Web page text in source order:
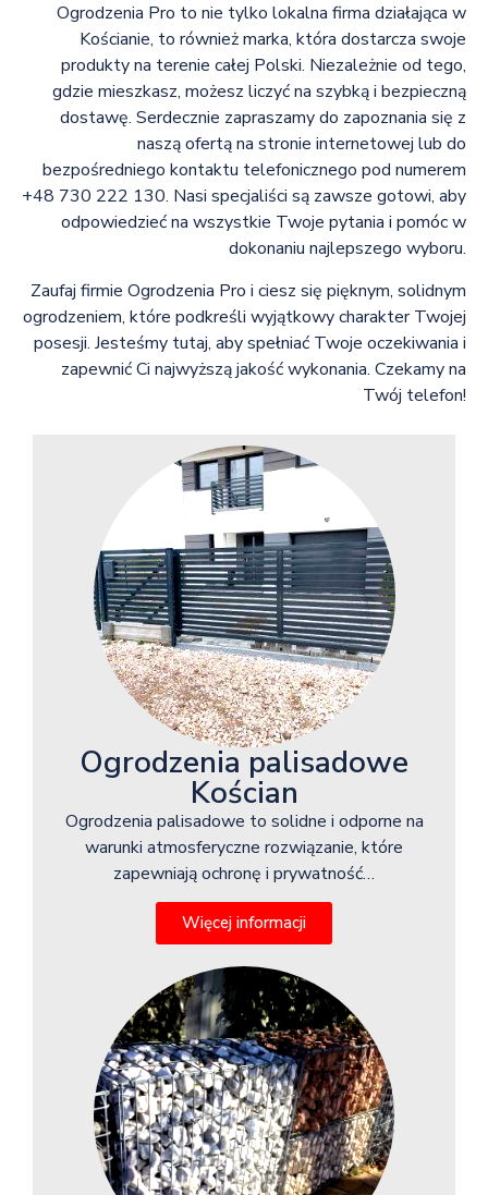
Ogrodzenia Pro to nie tylko lokalna firma działająca w
Kościanie, to również marka, która dostarcza swoje
produkty na terenie całej Polski. Niezależnie od tego,
gdzie mieszkasz, możesz liczyć na szybką i bezpieczną
dostawę. Serdecznie zapraszamy do zapoznania się z
naszą ofertą na stronie internetowej lub do
bezpośredniego kontaktu telefonicznego pod numerem
+48 730 222 130. Nasi specjaliści są zawsze gotowi, aby
odpowiedzieć na wszystkie Twoje pytania i pomóc w
dokonaniu najlepszego wyboru.
Zaufaj firmie Ogrodzenia Pro i ciesz się pięknym, solidnym
ogrodzeniem, które podkreśli wyjątkowy charakter Twojej
posesji. Jesteśmy tutaj, aby spełniać Twoje oczekiwania i
zapewnić Ci najwyższą jakość wykonania. Czekamy na
Twój telefon!
Ogrodzenia palisadowe
Kościan
Ogrodzenia palisadowe to solidne i odporne na
warunki atmosferyczne rozwiązanie, które
zapewniają ochronę i prywatność…
Więcej informacji